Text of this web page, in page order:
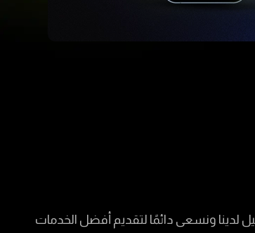
لدينا ونسعى دائمًا لتقديم أفضل الخدمات